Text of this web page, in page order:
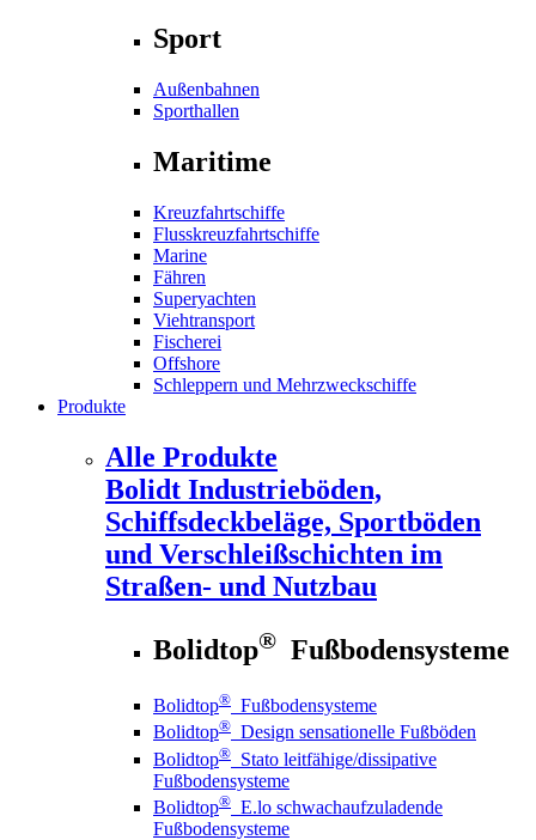
Sport
Außenbahnen
Sporthallen
Maritime
Kreuzfahrtschiffe
Flusskreuzfahrtschiffe
Marine
Fähren
Superyachten
Viehtransport
Fischerei
Offshore
Schleppern und Mehrzweckschiffe
Produkte
Alle Produkte
Bolidt Industrieböden,
Schiffsdeckbeläge, Sportböden
und Verschleißschichten im
Straßen- und Nutzbau
Bolidtop® Fußbodensysteme
Bolidtop® Fußbodensysteme
Bolidtop® Design sensationelle Fußböden
Bolidtop® Stato leitfähige/dissipative
Fußbodensysteme
Bolidtop® E.lo schwachaufzuladende
Fußbodensysteme